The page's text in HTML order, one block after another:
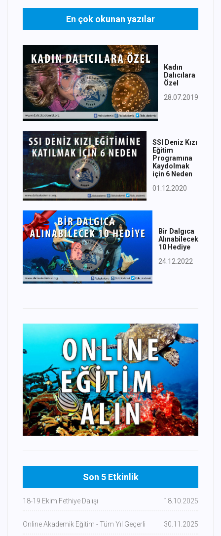
En çok okunan yazılar
Kadın
Dalıcılara
Özel
28.07.2019
SSI Deniz Kızı
Eğitim
Programına
Kaydolmak
için 6 Neden
01.12.2020
Bir Dalgıca
Alınabilecek
10 Hediye
24.12.2022
Son 5 Etkinlik
18-19 Ekim Fethiye Dalışı 18.10.2025
Online Akademik Eğitim - Tüm Yıl Geçerli 30.11.2025